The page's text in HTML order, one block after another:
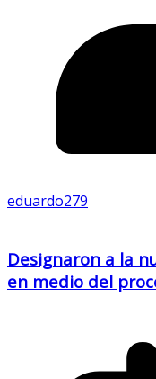
eduardo279
Designaron a la
en medio del